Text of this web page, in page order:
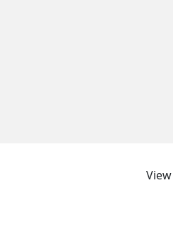
View